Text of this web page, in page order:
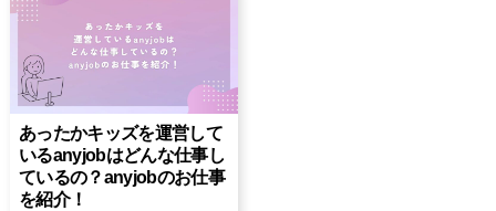
あったかキッズを運営して
いるanyjobはどんな仕事し
ているの？anyjobのお仕事
を紹介！